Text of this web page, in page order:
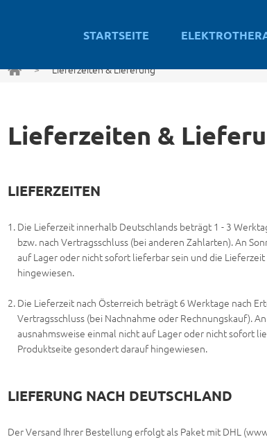
STARTSEITE
> Lieferzeiten & Lieferung
Lieferzeiten &
LIEFERZEITEN
Die Lieferzeit innerhalb Deutschlands beträgt 1 - 3
bzw. nach Vertragsschluss (bei anderen Zahlarten). An
auf Lager oder nicht sofort lieferbar sein und die
hingewiesen.
Die Lieferzeit nach Österreich beträgt 6 Werktage nach
Vertragsschluss (bei Nachnahme oder Rechnungskauf).
ausnahmsweise einmal nicht auf Lager oder nicht sofort
Produktseite gesondert darauf hingewiesen.
LIEFERUNG NACH DEUTSCHLAND
Der Versand Ihrer Bestellung erfolgt als Paket mit DHL